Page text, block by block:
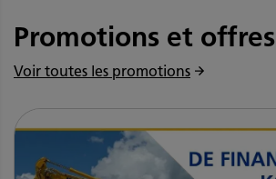
Promotions et offres
Voir toutes les promotions